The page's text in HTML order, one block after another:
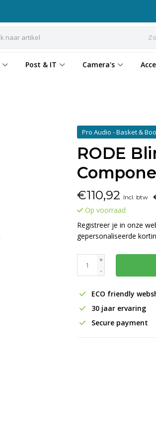
Post & IT Camera's
Pro Audio - Basket &
RODE
€110,92 Incl. btw
Op voorraad
Registreer je in onze
gepersonaliseerde
+
-
ECO friendly
30 jaar ervaring
Secure payment